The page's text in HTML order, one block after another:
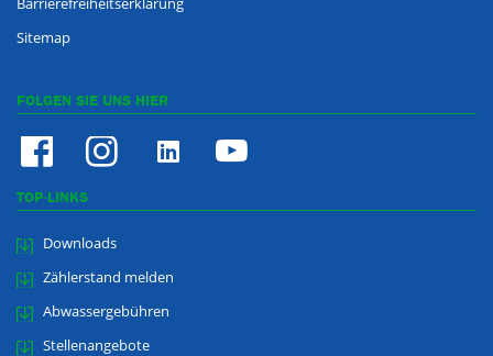
Sitemap
FOLGEN SIE UNS HIER
TOP-LINKS
Downloads
Zählerstand melden
Abwassergebühren
Stellenangebote